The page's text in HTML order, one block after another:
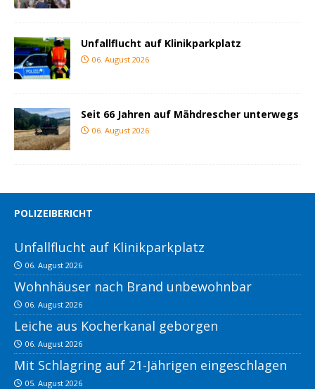
Unfallflucht auf Klinikparkplatz
06. August 2026
Seit 66 Jahren auf Mähdrescher unterwegs
06. August 2026
POLIZEIBERICHT
Unfallflucht auf Klinikparkplatz
06. August 2026
Wohnhäuser nach Brand unbewohnbar
06. August 2026
Leiche aus Kocherkanal geborgen
06. August 2026
Mit Schlagring auf 21-Jährigen eingeschlagen
05. August 2026